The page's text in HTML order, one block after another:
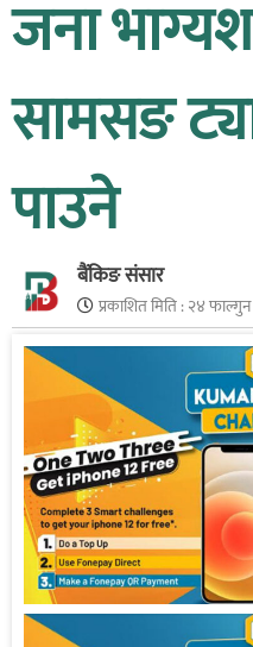
जना
सामसङ
पाउने
बैंकिङ संसार
प्रकाशित मिति :२४